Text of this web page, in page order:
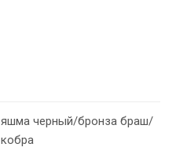
яшма черный/бронза браш/
кобра